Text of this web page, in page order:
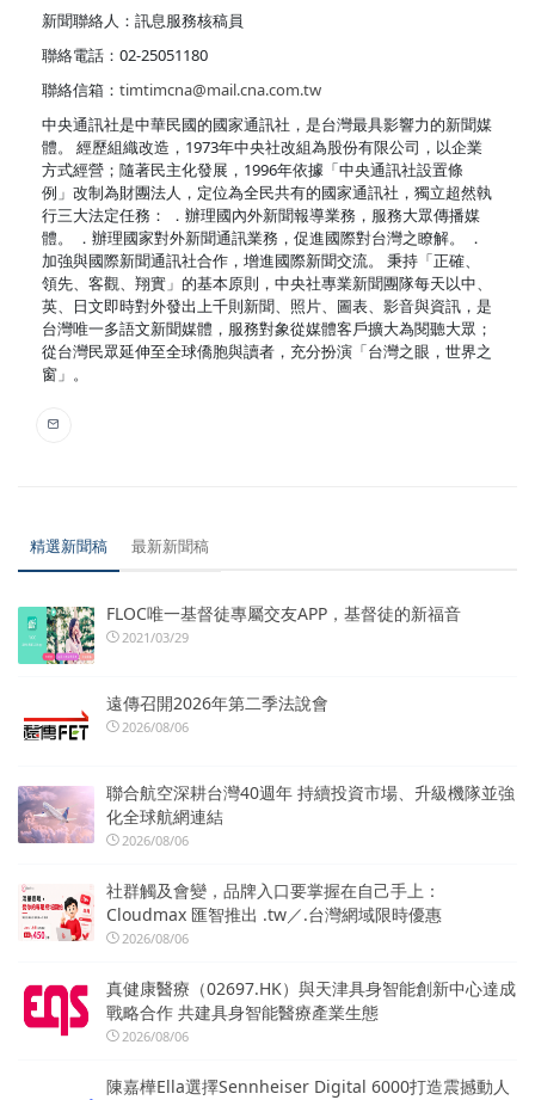
新聞聯絡人：訊息服務核稿員
聯絡電話：02-25051180
聯絡信箱： timtimcna@mail.cna.com.tw
中央通訊社是中華民國的國家通訊社，是台灣最具影響力的新聞媒
體。 經歷組織改造，1973年中央社改組為股份有限公司，以企業
方式經營；隨著民主化發展，1996年依據「中央通訊社設置條
例」改制為財團法人，定位為全民共有的國家通訊社，獨立超然執
行三大法定任務： ．辦理國內外新聞報導業務，服務大眾傳播媒
體。 ．辦理國家對外新聞通訊業務，促進國際對台灣之瞭解。 ．
加強與國際新聞通訊社合作，增進國際新聞交流。 秉持「正確、
領先、客觀、翔實」的基本原則，中央社專業新聞團隊每天以中、
英、日文即時對外發出上千則新聞、照片、圖表、影音與資訊，是
台灣唯一多語文新聞媒體，服務對象從媒體客戶擴大為閱聽大眾；
從台灣民眾延伸至全球僑胞與讀者，充分扮演「台灣之眼，世界之
窗」。
精選新聞稿 最新新聞稿
FLOC唯一基督徒專屬交友APP，基督徒的新福音
2021/03/29
遠傳召開2026年第二季法說會
2026/08/06
聯合航空深耕台灣40週年 持續投資市場、升級機隊並強
化全球航網連結
2026/08/06
社群觸及會變，品牌入口要掌握在自己手上：
Cloudmax 匯智推出 .tw／.台灣網域限時優惠
2026/08/06
真健康醫療（02697.HK）與天津具身智能創新中心達成
戰略合作 共建具身智能醫療產業生態
2026/08/06
陳嘉樺Ella選擇Sennheiser Digital 6000打造震撼動人